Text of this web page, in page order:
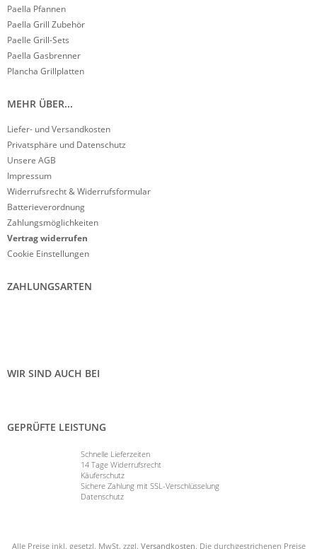
Paella Pfannen
Paella Grill Zubehör
Paelle Grill-Sets
Paella Gasbrenner
Plancha Grillplatten
MEHR ÜBER...
Liefer- und Versandkosten
Privatsphäre und Datenschutz
Unsere AGB
Impressum
Widerrufsrecht & Widerrufsformular
Batterieverordnung
Zahlungsmöglichkeiten
Vertrag widerrufen
Cookie Einstellungen
ZAHLUNGSARTEN
WIR SIND AUCH BEI
GEPRÜFTE LEISTUNG
Schnelle Lieferzeiten
14 Tage Widerrufsrecht
Käuferschutz
Sichere Zahlung mit SSL-Verschlüsselung
Datenschutz
Alle Preise inkl. gesetzl. MwSt. zzgl. Versandkosten. Die durchgestrichenen Preise